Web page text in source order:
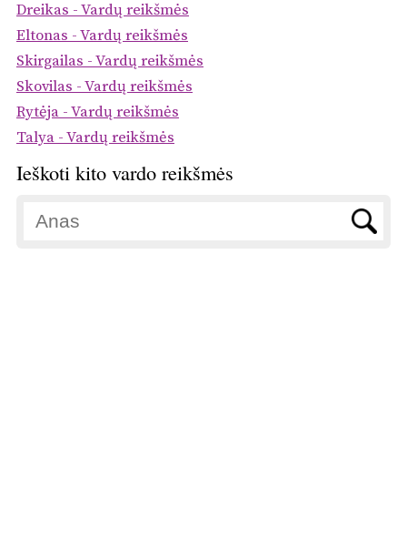
Dreikas - Vardų reikšmės
Eltonas - Vardų reikšmės
Skirgailas - Vardų reikšmės
Skovilas - Vardų reikšmės
Rytėja - Vardų reikšmės
Talya - Vardų reikšmės
Ieškoti kito vardo reikšmės